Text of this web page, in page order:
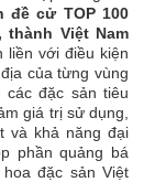
đề cử TOP 100
Việt Nam
liền với điều kiện
của từng vùng
các đặc sản tiêu
giá trị sử dụng,
và khả năng đại
phần quảng bá
đặc sản Việt